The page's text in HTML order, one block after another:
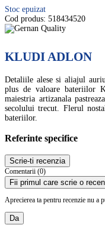
Stoc epuizat
Cod produs: 518434520
KLUDI ADLON
Detaliile alese si aliajul
plus de valoare bateriilor
maiestria artizanala
secolului trecut. Flerul
bateriilor.
Referinte specifice
Scrie-ti recenzia
Comentarii (0)
Fii primul care scrie o
Aprecierea ta pentru recenzie nu a
Da